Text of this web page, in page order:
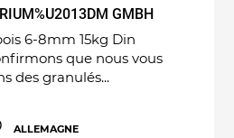
GMBH
6-8mm 15kg Din
que nous vous
des granulés...
ALLEMAGNE